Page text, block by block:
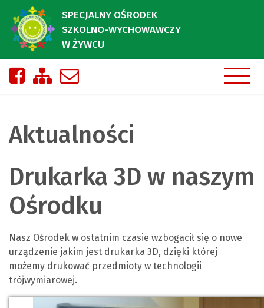
SPECJALNY OŚRODEK
SZKOLNO-WYCHOWAWCZY
W ŻYWCU
Nasza strona na Facebooku
Zobacz mapę strony
Aktualności
Drukarka 3D w naszym
Ośrodku
Nasz Ośrodek w ostatnim czasie wzbogacił się o nowe
urządzenie jakim jest drukarka 3D, dzięki której
możemy drukować przedmioty w technologii
trójwymiarowej.